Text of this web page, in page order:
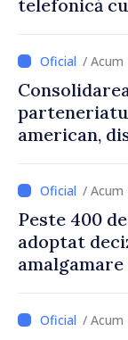
telefonică
/ Acum
Consolidarea
american,
și
SUA, Nick/ Acum
Peste 400
adoptat
Guvernului,
„85,5%/ Acum